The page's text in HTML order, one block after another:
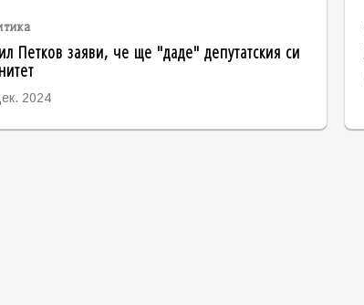
Петков заяви, че ще "даде" депутатския си
2024